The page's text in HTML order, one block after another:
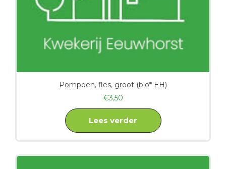
Pompoen, fles, groot (bio* EH)
€3,50
Lees verder